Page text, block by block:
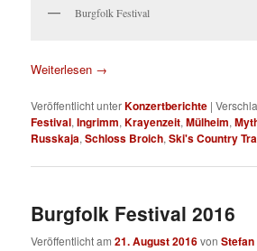
Burgfolk Festival
Weiterlesen →
Veröffentlicht unterKonzertberichte |
Festival,Ingrimm,Krayenzeit,Mülheim,
Russkaja,Schloss Broich,Ski's Country
Burgfolk Festival 2016
Veröffentlicht am21. August 2016von